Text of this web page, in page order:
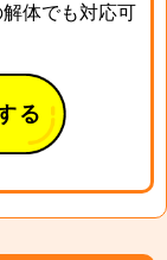
体でも対応可
る